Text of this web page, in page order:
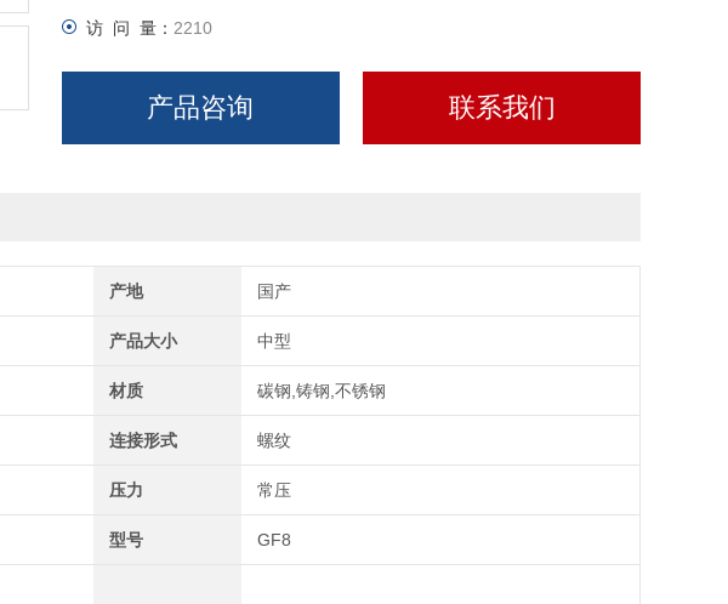
访 问 量： 2210
产品咨询 联系我们
产地 国产
产品大小 中型
材质 碳钢,铸钢,不锈钢
连接形式 螺纹
压力 常压
型号 GF8